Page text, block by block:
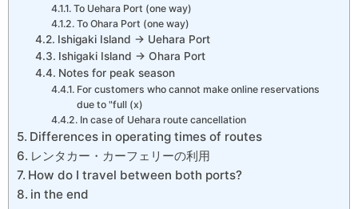
To Uehara Port (one way)
To Ohara Port (one way)
Ishigaki Island → Uehara Port
Ishigaki Island → Ohara Port
Notes for peak season
For customers who cannot make online reservations
due to "full (x)
In case of Uehara route cancellation
Differences in operating times of routes
レンタカー・カーフェリーの利用
How do I travel between both ports?
in the end